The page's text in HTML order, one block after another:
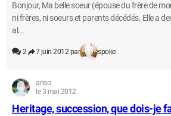
Bonjour, Ma belle soeur (épouse du frère de
ni frères, ni soeurs et parents décédés. Elle a
al...
2 7 juin 2012 par spoke
anso
le 3 mai 2012
Heritage, succession, que dois-je